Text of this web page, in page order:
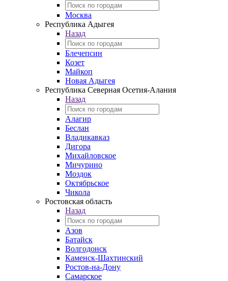
Москва
Республика Адыгея
Назад
Блечепсин
Козет
Майкоп
Новая Адыгея
Республика Северная Осетия-Алания
Назад
Алагир
Беслан
Владикавказ
Дигора
Михайловское
Мичурино
Моздок
Октябрьское
Чикола
Ростовская область
Назад
Азов
Батайск
Волгодонск
Каменск-Шахтинский
Ростов-на-Дону
Самарское